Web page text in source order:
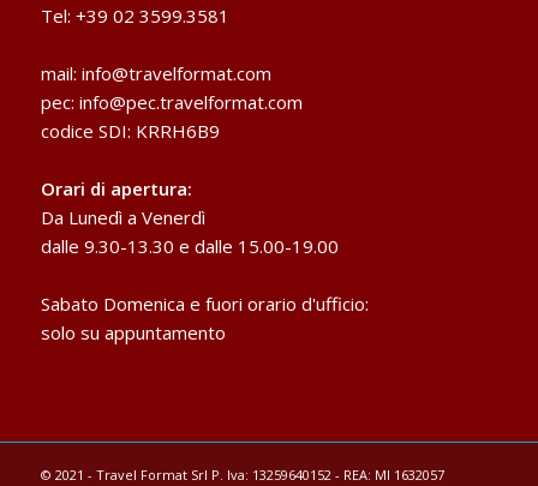
Tel: +39 02 3599.3581
mail: info@travelformat.com
pec: info@pec.travelformat.com
codice SDI: KRRH6B9
Orari di apertura:
Da Lunedì a Venerdì
dalle 9.30-13.30 e dalle 15.00-19.00
Sabato Domenica e fuori orario d'ufficio:
solo su appuntamento
© 2021 - Travel Format Srl P. Iva: 13259640152 - REA: MI 1632057